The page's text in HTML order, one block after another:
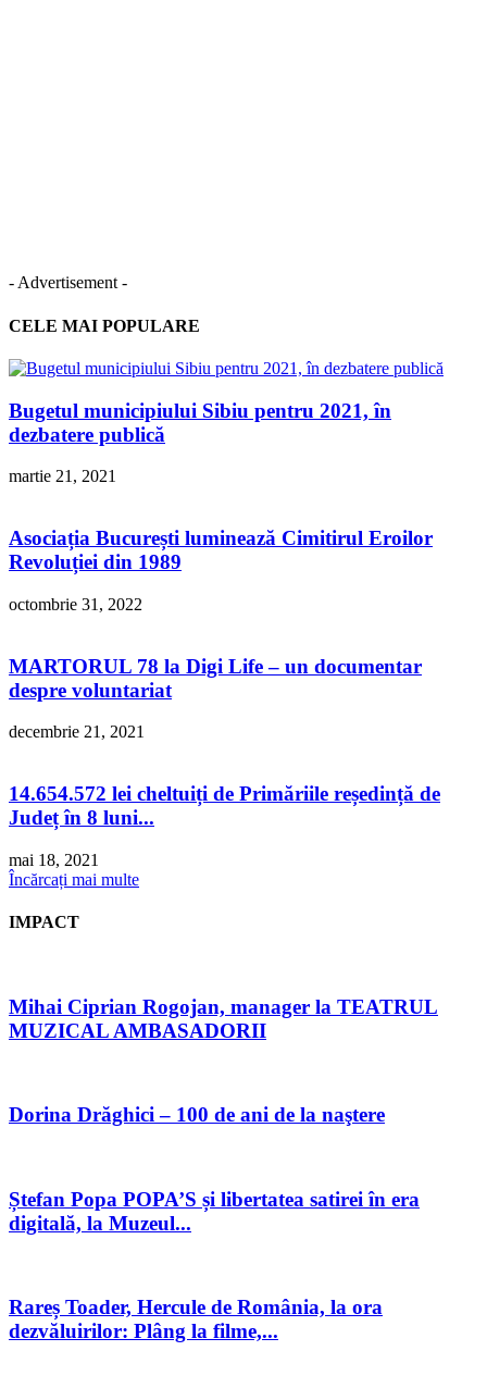
- Advertisement -
CELE MAI POPULARE
Bugetul municipiului Sibiu pentru 2021, în
dezbatere publică
martie 21, 2021
Asociația București luminează Cimitirul Eroilor
Revoluției din 1989
octombrie 31, 2022
MARTORUL 78 la Digi Life – un documentar
despre voluntariat
decembrie 21, 2021
14.654.572 lei cheltuiți de Primăriile reședință de
Județ în 8 luni...
mai 18, 2021
Încărcați mai multe
IMPACT
Mihai Ciprian Rogojan, manager la TEATRUL
MUZICAL AMBASADORII
Dorina Drăghici – 100 de ani de la naştere
Ștefan Popa POPA’S și libertatea satirei în era
digitală, la Muzeul...
Rareș Toader, Hercule de România, la ora
dezvăluirilor: Plâng la filme,...